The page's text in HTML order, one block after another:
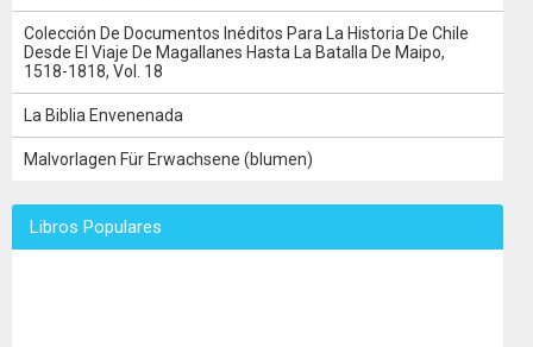
Colección De Documentos Inéditos Para La Historia De Chile
Desde El Viaje De Magallanes Hasta La Batalla De Maipo,
1518-1818, Vol. 18
La Biblia Envenenada
Malvorlagen Für Erwachsene (blumen)
Libros Populares